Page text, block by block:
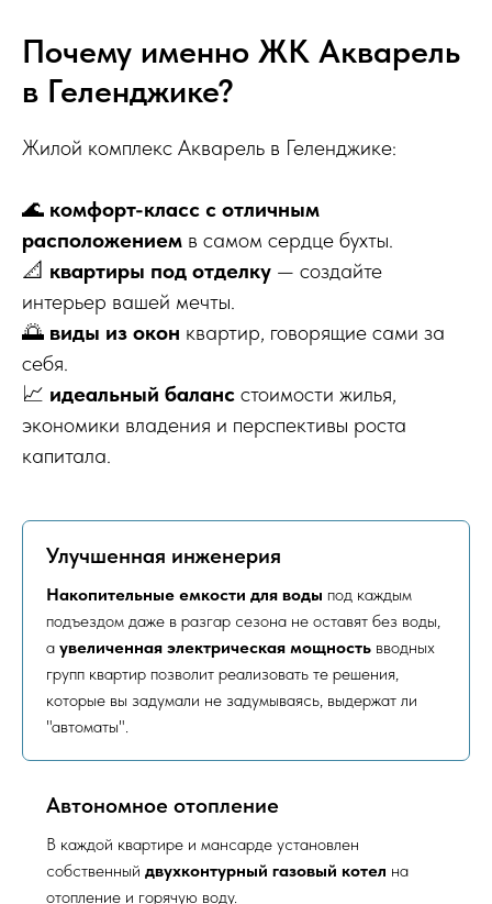
Почему именно ЖК Акварель
в Геленджике?
Жилой комплекс Акварель в Геленджике:
🌊 комфорт-класс с отличным
расположением в самом сердце бухты.
📐 квартиры под отделку — создайте
интерьер вашей мечты.
🌅 виды из окон квартир, говорящие сами за
себя.
📈 идеальный баланс стоимости жилья,
экономики владения и перспективы роста
капитала.
Улучшенная инженерия
Накопительные емкости для воды под каждым
подъездом даже в разгар сезона не оставят без воды,
а увеличенная электрическая мощность вводных
групп квартир позволит реализовать те решения,
которые вы задумали не задумываясь, выдержат ли
"автоматы".
Автономное отопление
В каждой квартире и мансарде установлен
собственный двухконтурный газовый котел на
отопление и горячую воду.